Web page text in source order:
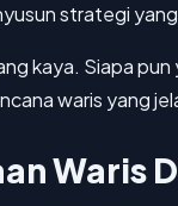
strategi
kaya. Siapa
waris yang
Waris